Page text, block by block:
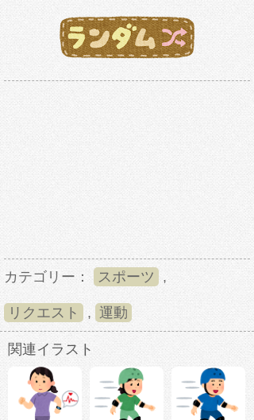
カテゴリー： スポーツ ,
リクエスト , 運動
関連イラスト